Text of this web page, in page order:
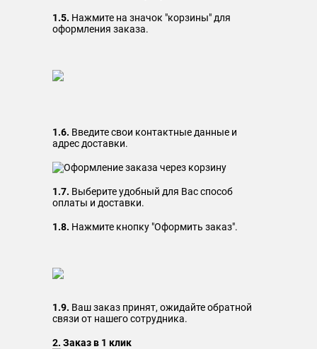
1.5. Нажмите на значок "корзины" для
оформления заказа.
1.6. Введите свои контактные данные и
адрес доставки.
1.7. Выберите удобный для Вас способ
оплаты и доставки.
1.8. Нажмите кнопку "Оформить заказ".
1.9. Ваш заказ принят, ожидайте обратной
связи от нашего сотрудника.
2. Заказ в 1 клик